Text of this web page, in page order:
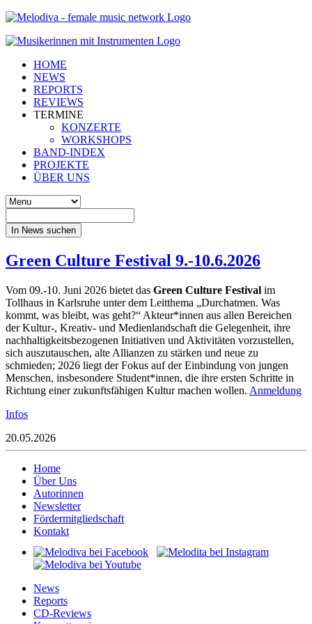
HOME
NEWS
REPORTS
REVIEWS
TERMINE
KONZERTE
WORKSHOPS
BAND-INDEX
PROJEKTE
ÜBER UNS
In News suchen
Green Culture Festival 9.-10.6.2026
Vom 09.-10. Juni 2026 bietet das Green Culture Festival im
Tollhaus in Karlsruhe unter dem Leitthema „Durchatmen. Was
kommt, was bleibt, was geht?“ Akteur*innen aus allen Bereichen
der Kultur‑, Kreativ- und Medienlandschaft die Gelegenheit, ihre
nachhaltigkeitsbezogenen Initiativen und Aktivitäten vorzustellen,
sich auszutauschen, alte Allianzen zu stärken und neue zu
schmieden; 2026 liegt der Fokus auf der Einbindung von jungen
Menschen, insbesondere Student*innen, die ihre ersten Schritte in
Richtung einer zukunftsfähigen Kultur machen wollen. Anmeldung
Infos
20.05.2026
Home
Über Uns
Autorinnen
Newsletter
Fördermitgliedschaft
Kontakt
News
Reports
CD-Reviews